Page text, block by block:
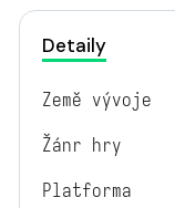
Detaily
Země vývoje
Žánr hry
Platforma